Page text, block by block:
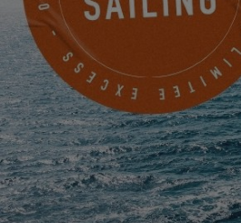
LA VISITE 360° DE L’EXCESS 14 !
10.11.2022